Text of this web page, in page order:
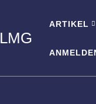
LMG
ARTIKEL